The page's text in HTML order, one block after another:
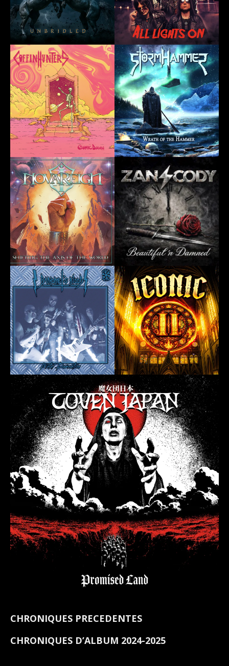
CHRONIQUES PRECEDENTES
CHRONIQUES D’ALBUM 2024-2025